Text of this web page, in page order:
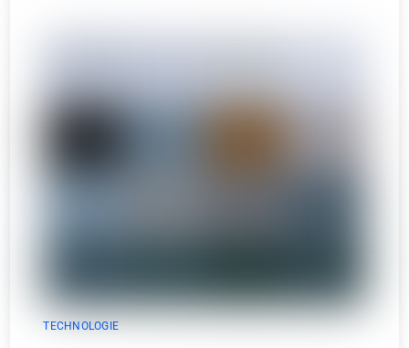
TECHNOLOGIE